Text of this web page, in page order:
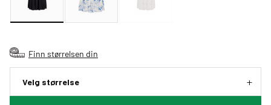
Finn størrelsen din
Velg størrelse